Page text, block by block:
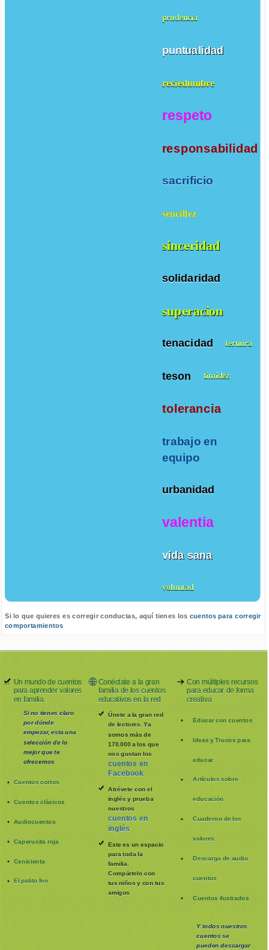
prudencia
puntualidad
reciedumbre
respeto
responsabilidad
sacrificio
sencillez
sinceridad
solidaridad
superacion
tenacidad ternura
teson timidez
tolerancia
trabajo en
equipo
urbanidad
valentia
vida sana
voluntad
Si lo que quieres es corregir conductas, aquí tienes los cuentos para corregir
comportamientos
Un mundo de cuentos
para aprender valores
en familia.
Si no tienes claro
por dónde
empezar, esta una
selección de lo
mejor que te
ofrecemos
Cuentos cortos
Cuentos clásicos
Audiocuentos
Caperucita roja
Cenicienta
El patito feo
Conéctate a la gran
familia de los cuentos
educativos en la red
Únete a la gran red
de lectores. Ya
somos más de
170.000 a los que
nos gustan los
cuentos en
Facebook
Atrévete con el
inglés y prueba
nuestros
cuentos en
inglés
Este es un espacio
para toda la
familia
Compártelo con
tus niños y con tus
amigos
Con múltiples recursos
para educar de forma
creativa
Educar con cuentos
Ideas y Trucos para
educar
Artículos sobre
educación
Cuaderno de los
valores
Descarga de audio
cuentos
Cuentos ilustrados
Y todos nuestros
cuentos se
puedendescargar